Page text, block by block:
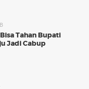
Tahan Bupati
Jadi Cabup